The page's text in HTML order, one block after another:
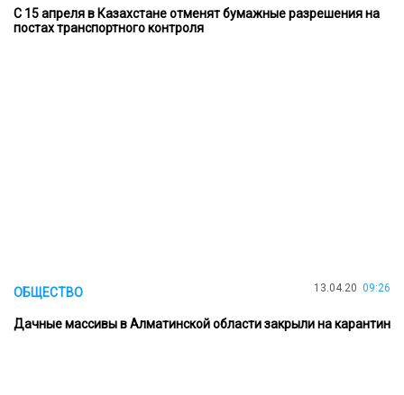
С 15 апреля в Казахстане отменят бумажные разрешения на
постах транспортного контроля
ОБЩЕСТВО 13.04.20 09:26
Дачные массивы в Алматинской области закрыли на карантин